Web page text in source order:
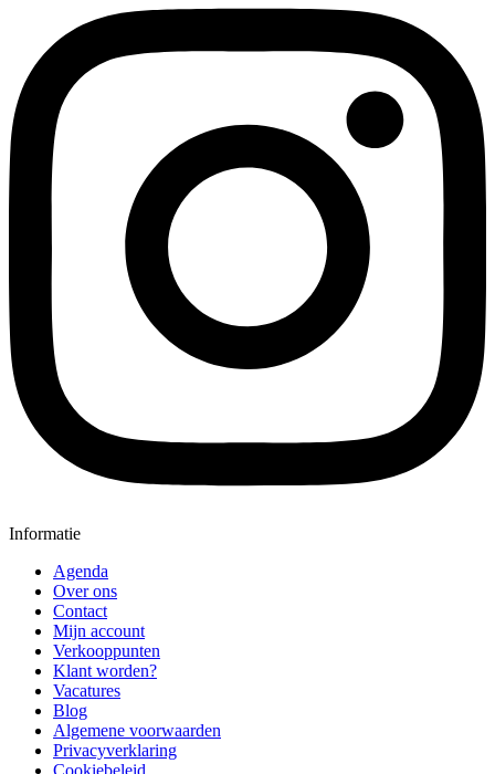
Informatie
Agenda
Over ons
Contact
Mijn account
Verkooppunten
Klant worden?
Vacatures
Blog
Algemene voorwaarden
Privacyverklaring